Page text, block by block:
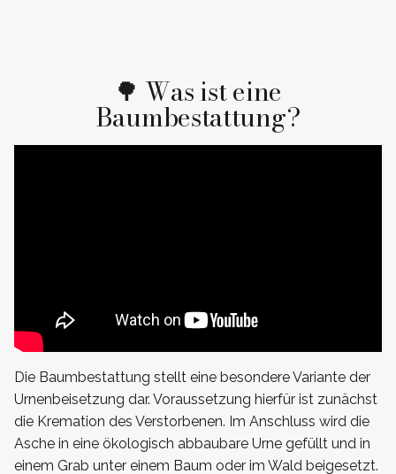
🌳 Was ist eine
Baumbestattung?
Die Baumbestattung stellt eine besondere Variante der
Urnenbeisetzung dar. Voraussetzung hierfür ist zunächst
die Kremation des Verstorbenen. Im Anschluss wird die
Asche in eine ökologisch abbaubare Urne gefüllt und in
einem Grab unter einem Baum oder im Wald beigesetzt.